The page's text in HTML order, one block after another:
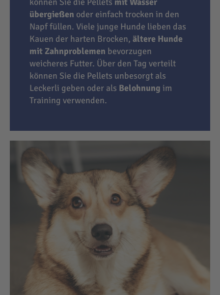
übergießen oder einfach trocken in den
Napf füllen. Viele junge Hunde lieben das
Kauen der harten Brocken, ältere Hunde
mit Zahnproblemen bevorzugen
weicheres Futter. Über den Tag verteilt
können Sie die Pellets unbesorgt als
Leckerli geben oder als Belohnung im
Training verwenden.